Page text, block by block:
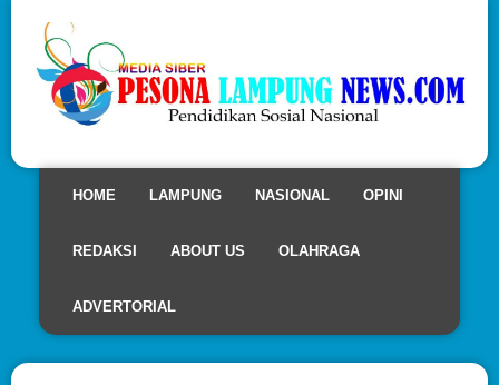
HOME LAMPUNG NASIONAL OPINI
REDAKSI ABOUT US OLAHRAGA
ADVERTORIAL